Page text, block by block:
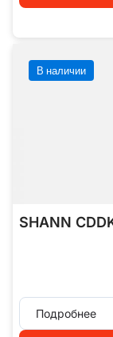
В наличии
SHANN
Подробнее